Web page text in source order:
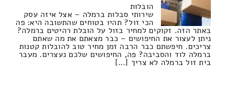
הובלות
שירותי סבלות ברמלה – אצל איזה עסק
הכי זול? תהיו בטוחים שהתשובה היא: פה
באתר הזה. זקוקים למחיר בזול על הובלת רהיטים ברמלה?
ניתן לעצור את החיפושים – כבר מצאתם את מה שאתם
צריכים. חיפשתם כבר הרבה זמן מחיר טוב להובלות קטנות
ברמלה לוד והסביבה? פה, החיפושים שלכם נעצרים. מעבר
בית זול ברמלה לא צריך […]